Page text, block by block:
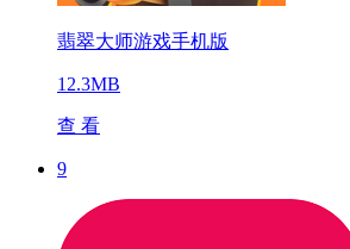
翡翠大师游戏手机版
12.3MB
查 看
9